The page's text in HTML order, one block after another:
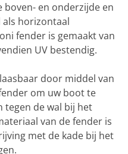
boven- en onderzijde en
horizontaal
fender is gemaakt van
UV bestendig.
door middel van
om uw boot te
tegen de wal bij het
van de fender is
met de kade bij het